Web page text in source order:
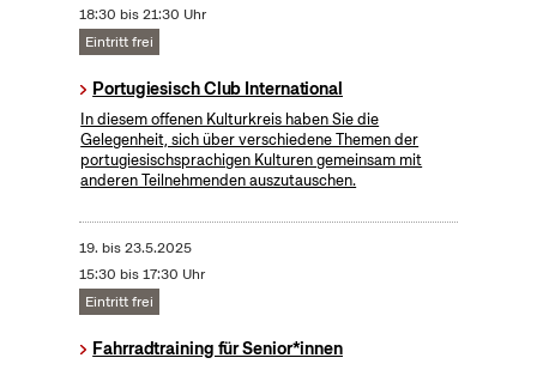
18:30 bis 21:30 Uhr
Eintritt frei
Portugiesisch Club International
In diesem offenen Kulturkreis haben Sie die
Gelegenheit, sich über verschiedene Themen der
portugiesischsprachigen Kulturen gemeinsam mit
anderen Teilnehmenden auszutauschen.
19. bis23.5.2025
15:30 bis 17:30 Uhr
Eintritt frei
Fahrradtraining für Senior*innen